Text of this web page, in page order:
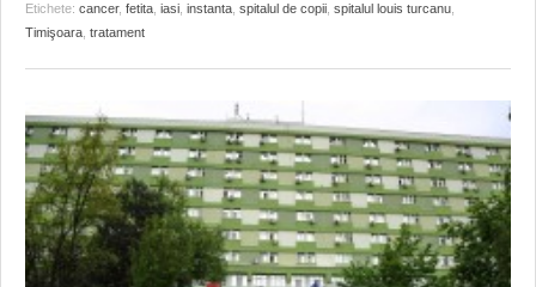
Etichete: cancer, fetita iasi instanta spitalul de copii spitalul louis turcanu
Timişoara tratament